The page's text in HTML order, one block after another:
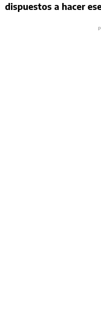
dispuestos a hacer